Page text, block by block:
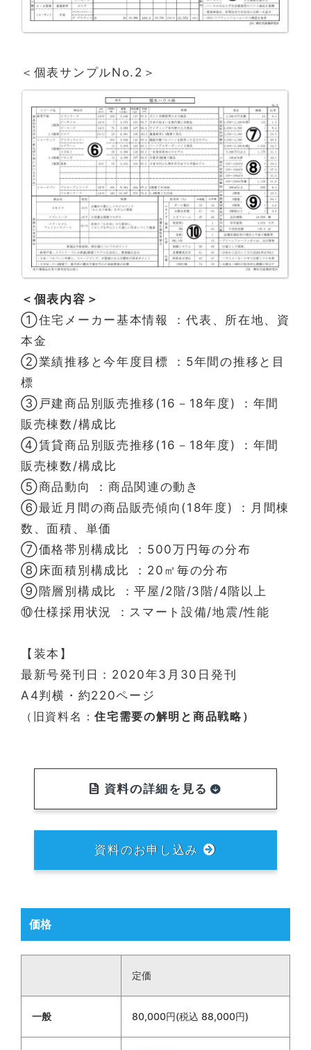
＜個表サンプルNo.2＞
＜個表内容＞
①住宅メーカー基本情報 ：代表、所在地、資
本金
②業績推移と今年度目標 ：5年間の推移と目
標
③戸建商品別販売推移(16－18年度) ：年間
販売棟数/構成比
④賃貸商品別販売推移(16－18年度) ：年間
販売棟数/構成比
⑤商品動向 ：商品関連の動き
⑥最近月間の商品販売傾向(18年度) ：月間棟
数、面積、単価
⑦価格帯別構成比 ：500万円毎の分布
⑧床面積別構成比 ：20㎡毎の分布
⑨階層別構成比 ：平屋/2階/3階/4階以上
⑩仕様採用状況 ：スマート設備/地震/性能
【装本】
最新号発刊日：2020年3月30日発刊
A4判横・約220ページ
（旧資料名：住宅需要の解明と商品戦略）
資料の詳細を見る
資料のお申し込み
価格
定価
一般 80,000円(税込 88,000円)